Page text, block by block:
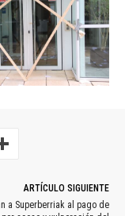
ARTÍCULO SIGUIENTE
a Superberriak al pago de